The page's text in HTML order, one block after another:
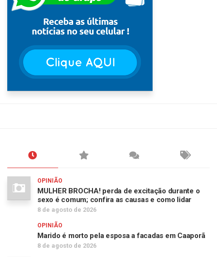
OPINIÃO
MULHER BROCHA! perda de excitação durante o
sexo é comum; confira as causas e como lidar
8 de agosto de 2026
OPINIÃO
Marido é morto pela esposa a facadas em Caaporã
8 de agosto de 2026